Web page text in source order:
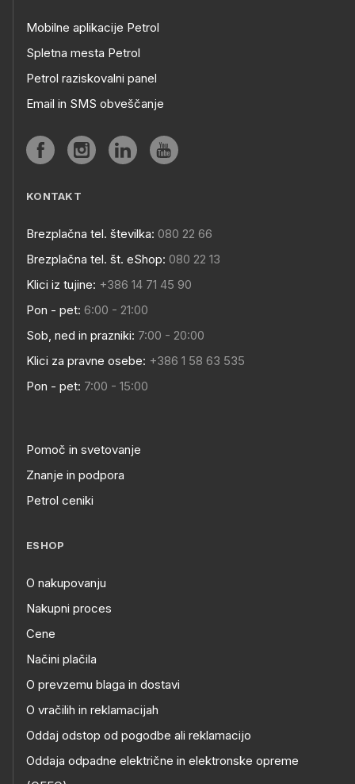
Mobilne aplikacije Petrol
Spletna mesta Petrol
Petrol raziskovalni panel
Email in SMS obveščanje
KONTAKT
Brezplačna tel. številka: 080 22 66
Brezplačna tel. št. eShop: 080 22 13
Klici iz tujine: +386 14 71 45 90
Pon - pet: 6:00 - 21:00
Sob, ned in prazniki: 7:00 - 20:00
Klici za pravne osebe: +386 1 58 63 535
Pon - pet: 7:00 - 15:00
Pomoč in svetovanje
Znanje in podpora
Petrol ceniki
ESHOP
O nakupovanju
Nakupni proces
Cene
Načini plačila
O prevzemu blaga in dostavi
O vračilih in reklamacijah
Oddaj odstop od pogodbe ali reklamacijo
Oddaja odpadne električne in elektronske opreme